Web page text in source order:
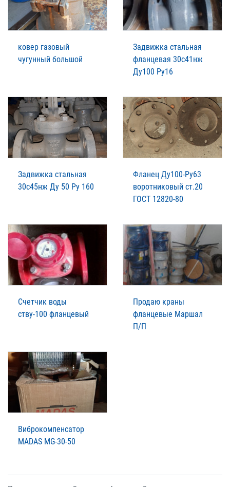
ковер газовый
чугунный большой
Задвижка стальная
фланцевая 30с41нж
Ду100 Ру16
Задвижка стальная
30с45нж Ду 50 Ру 160
Фланец Ду100-Ру63
воротниковый ст.20
ГОСТ 12820-80
Счетчик воды
ству-100 фланцевый
Продаю краны
фланцевые Маршал
П/П
Виброкомпенсатор
MADAS MG-30-50